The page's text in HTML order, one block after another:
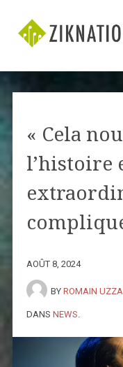
« Cela
l’histoire
AOÛT 8, 2024
BY ROMAIN
DANS NEWS